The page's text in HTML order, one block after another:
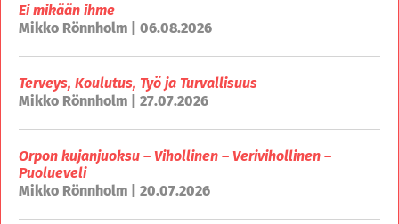
Ei mikään ihme
Mikko Rönnholm | 06.08.2026
Terveys, Koulutus, Työ ja Turvallisuus
Mikko Rönnholm | 27.07.2026
Orpon kujanjuoksu – Vihollinen – Verivihollinen –
Puolueveli
Mikko Rönnholm | 20.07.2026